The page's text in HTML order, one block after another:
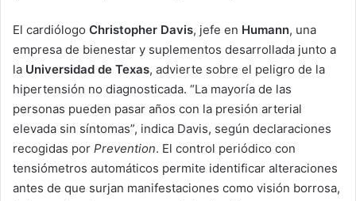
El cardiólogo Christopher Davis, jefe en Humann, una
empresa de bienestar y suplementos desarrollada junto a
la Universidad de Texas, advierte sobre el peligro de la
hipertensión no diagnosticada. “La mayoría de las
personas pueden pasar años con la presión arterial
elevada sin síntomas”, indica Davis, según declaraciones
recogidas por Prevention. El control periódico con
tensiómetros automáticos permite identificar alteraciones
antes de que surjan manifestaciones como visión borrosa,